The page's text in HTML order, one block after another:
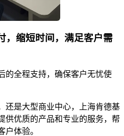
，缩短时间，满足客户需
的全程支持，确保客户无忧使
还是大型商业中心，上海肯德基
供优质的产品和专业的服务，帮
户体验。